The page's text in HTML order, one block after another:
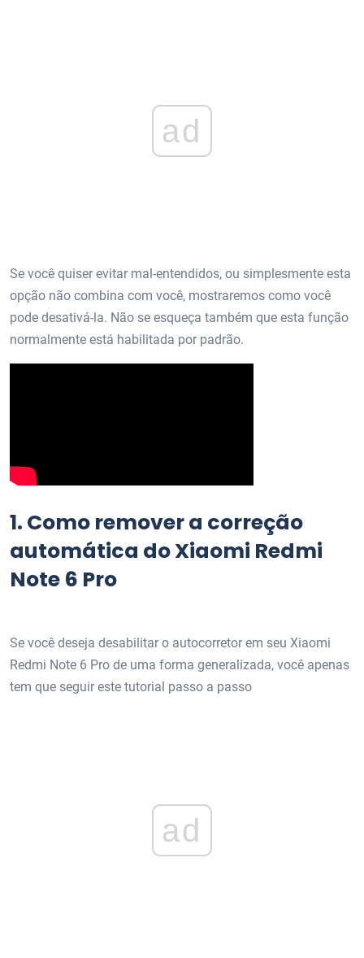
ad
Se você quiser evitar mal-entendidos, ou simplesmente esta
opção não combina com você, mostraremos como você
pode desativá-la. Não se esqueça também que esta função
normalmente está habilitada por padrão.
1. Como remover a correção
automática do Xiaomi Redmi
Note 6 Pro
Se você deseja desabilitar o autocorretor em seu Xiaomi
Redmi Note 6 Pro de uma forma generalizada, você apenas
tem que seguir este tutorial passo a passo
ad